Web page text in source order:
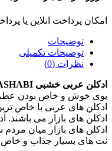
امکان پرداخت انلاین یا
توضیحات
توضیحات تکمیلی
نظرات (0)
ادکلن عربی خشبی KHASHABI
بوی خوش و خاص بودن عطر،
ادکلن های عربی با خاص
ادکلن های بازار می باشند.
ادکلن های بازار میان
نت های بسیار جذاب و خاص